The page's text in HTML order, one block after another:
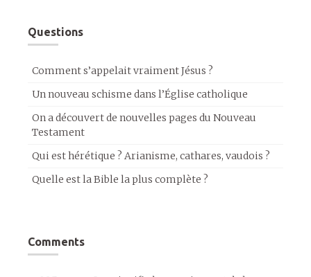
Questions
Comment s’appelait vraiment Jésus ?
Un nouveau schisme dans l’Église catholique
On a découvert de nouvelles pages du Nouveau
Testament
Qui est hérétique ? Arianisme, cathares, vaudois ?
Quelle est la Bible la plus complète ?
Comments